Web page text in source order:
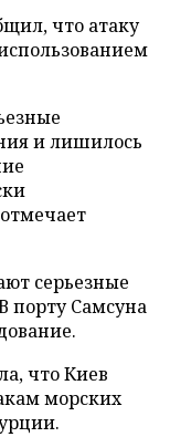
что атаку
и лишилось
серьезные
порту Самсуна
что Киев
морских